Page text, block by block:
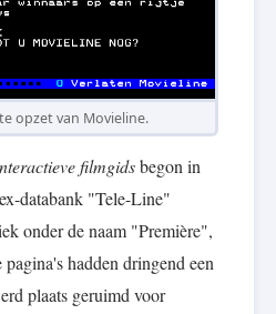
opzet van Movieline.
filmgidsbegon in
databank "Tele-Line"
onder de naam "Première",
hadden dringend een
plaats geruimd voor